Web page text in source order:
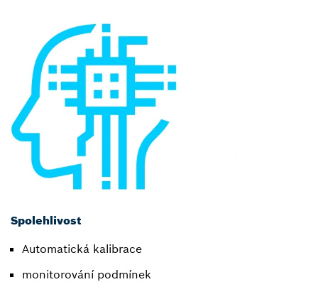
Spolehlivost
Automatická kalibrace
monitorování podmínek